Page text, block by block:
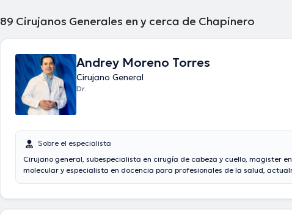
89 Cirujanos Generales en y cerca de Chapinero
Andrey Moreno Torres
Cirujano General
Dr.
Sobre el especialista
Cirujano general, subespecialista en cirugía de cabeza y cuello, magister en oncología
molecular y especialista en docencia para profesionales de la salud, actualmente